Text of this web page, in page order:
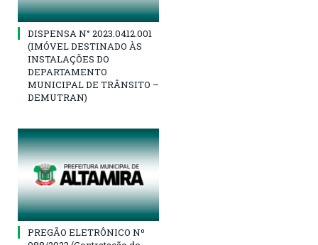
DISPENSA N° 2023.0412.001
(IMÓVEL DESTINADO ÀS
INSTALAÇÕES DO
DEPARTAMENTO
MUNICIPAL DE TRÂNSITO –
DEMUTRAN)
PREGÃO ELETRÔNICO Nº